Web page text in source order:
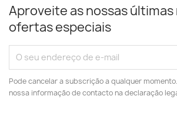
Aproveite as nossas últimas
ofertas especiais
Pode cancelar a subscrição a qualquer
nossa informação de contacto na declaração